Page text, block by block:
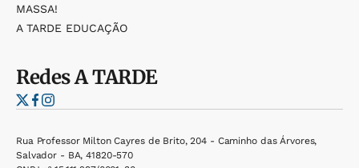
MASSA!
A TARDE EDUCAÇÃO
RedesA TARDE
Rua Professor Milton Cayres de Brito, 204 - Caminho das Árvores,
Salvador - BA, 41820-570